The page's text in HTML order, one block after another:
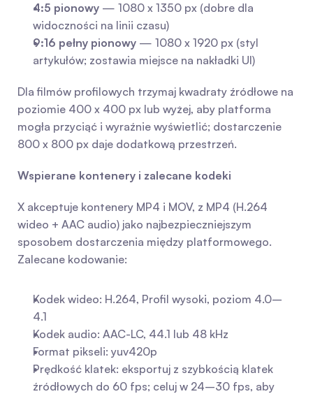
4:5 pionowy — 1080 x 1350 px (dobre dla
widoczności na linii czasu)
9:16 pełny pionowy — 1080 x 1920 px (styl
artykułów; zostawia miejsce na nakładki UI)
Dla filmów profilowych trzymaj kwadraty źródłowe na
poziomie 400 x 400 px lub wyżej, aby platforma
mogła przyciąć i wyraźnie wyświetlić; dostarczenie
800 x 800 px daje dodatkową przestrzeń.
Wspierane kontenery i zalecane kodeki
X akceptuje kontenery MP4 i MOV, z MP4 (H.264
wideo + AAC audio) jako najbezpieczniejszym
sposobem dostarczenia między platformowego.
Zalecane kodowanie:
Kodek wideo: H.264, Profil wysoki, poziom 4.0–
4.1
Kodek audio: AAC-LC, 44.1 lub 48 kHz
Format pikseli: yuv420p
Prędkość klatek: eksportuj z szybkością klatek
źródłowych do 60 fps; celuj w 24–30 fps, aby